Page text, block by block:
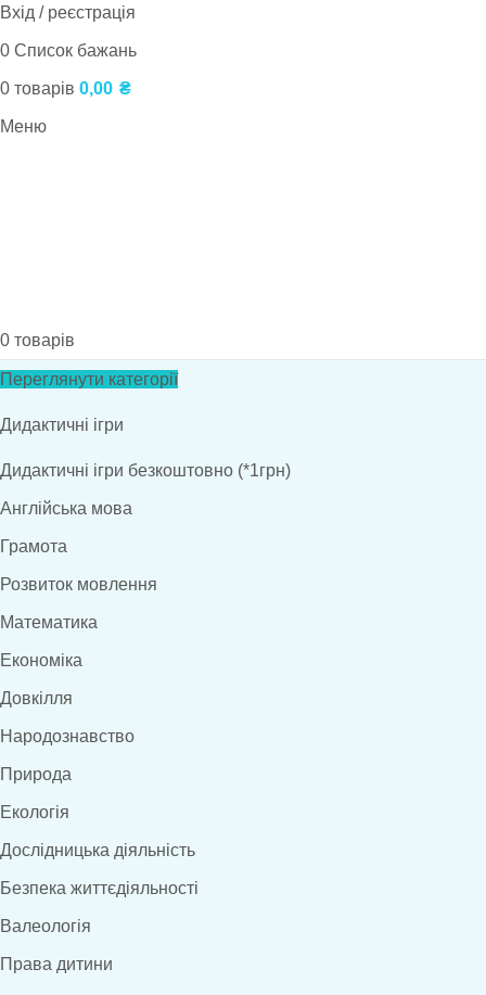
Вхід / реєстрація
0 Список бажань
0 товарів 0,00 ₴
Меню
0 товарів
Переглянути категорії
Дидактичні ігри
Дидактичні ігри безкоштовно (*1грн)
Англійська мова
Грамота
Розвиток мовлення
Математика
Економіка
Довкілля
Народознавство
Природа
Екологія
Дослідницька діяльність
Безпека життєдіяльності
Валеологія
Права дитини